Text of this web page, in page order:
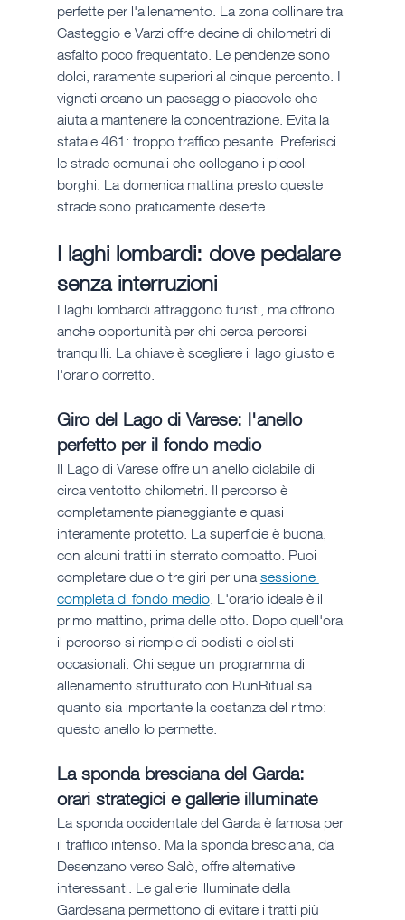
perfette per l'allenamento. La zona collinare tra
Casteggio e Varzi offre decine di chilometri di
asfalto poco frequentato. Le pendenze sono
dolci, raramente superiori al cinque percento. I
vigneti creano un paesaggio piacevole che
aiuta a mantenere la concentrazione. Evita la
statale 461: troppo traffico pesante. Preferisci
le strade comunali che collegano i piccoli
borghi. La domenica mattina presto queste
strade sono praticamente deserte.
I laghi lombardi: dove pedalare
senza interruzioni
I laghi lombardi attraggono turisti, ma offrono
anche opportunità per chi cerca percorsi
tranquilli. La chiave è scegliere il lago giusto e
l'orario corretto.
Giro del Lago di Varese: l'anello
perfetto per il fondo medio
Il Lago di Varese offre un anello ciclabile di
circa ventotto chilometri. Il percorso è
completamente pianeggiante e quasi
interamente protetto. La superficie è buona,
con alcuni tratti in sterrato compatto. Puoi
completare due o tre giri per una sessione
completa di fondo medio. L'orario ideale è il
primo mattino, prima delle otto. Dopo quell'ora
il percorso si riempie di podisti e ciclisti
occasionali. Chi segue un programma di
allenamento strutturato con RunRitual sa
quanto sia importante la costanza del ritmo:
questo anello lo permette.
La sponda bresciana del Garda:
orari strategici e gallerie illuminate
La sponda occidentale del Garda è famosa per
il traffico intenso. Ma la sponda bresciana, da
Desenzano verso Salò, offre alternative
interessanti. Le gallerie illuminate della
Gardesana permettono di evitare i tratti più